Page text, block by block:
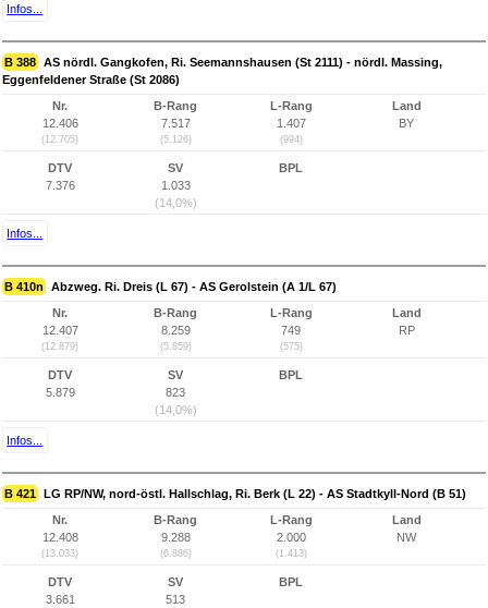
Infos...
B 388 AS nördl. Gangkofen, Ri. Seemannshausen (St 2111) - nördl. Massing,
Eggenfeldener Straße (St 2086)
Nr.
12.406
(12.705)
B-Rang
7.517
(5.126)
L-Rang
1.407
(994)
Land
BY
DTV
7.376
SV
1.033
(14,0%)
BPL
Infos...
B 410n Abzweg. Ri. Dreis (L 67) - AS Gerolstein (A 1/L 67)
Nr.
12.407
(12.879)
B-Rang
8.259
(5.859)
L-Rang
749
(575)
Land
RP
DTV
5.879
SV
823
(14,0%)
BPL
Infos...
B 421 LG RP/NW, nord-östl. Hallschlag, Ri. Berk (L 22) - AS Stadtkyll-Nord (B 51)
Nr.
12.408
(13.033)
B-Rang
9.288
(6.886)
L-Rang
2.000
(1.413)
Land
NW
DTV
3.661
SV
513
BPL